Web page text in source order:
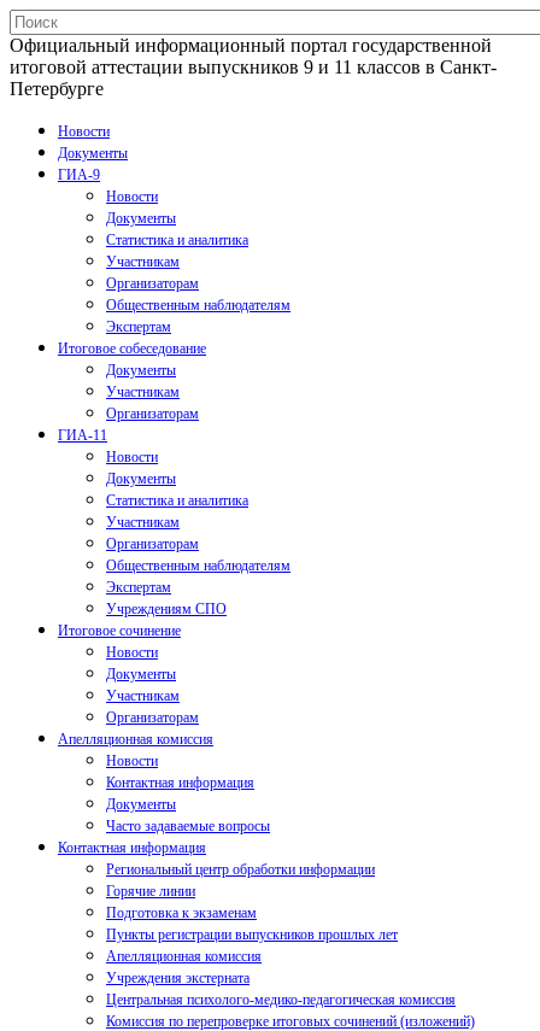
Официальный информационный портал государственной
итоговой аттестации выпускников 9 и 11 классов в Санкт-
Петербурге
Новости
Документы
ГИА-9
Новости
Документы
Статистика и аналитика
Участникам
Организаторам
Общественным наблюдателям
Экспертам
Итоговое собеседование
Документы
Участникам
Организаторам
ГИА-11
Новости
Документы
Статистика и аналитика
Участникам
Организаторам
Общественным наблюдателям
Экспертам
Учреждениям СПО
Итоговое сочинение
Новости
Документы
Участникам
Организаторам
Апелляционная комиссия
Новости
Контактная информация
Документы
Часто задаваемые вопросы
Контактная информация
Региональный центр обработки информации
Горячие линии
Подготовка к экзаменам
Пункты регистрации выпускников прошлых лет
Апелляционная комиссия
Учреждения экстерната
Центральная психолого-медико-педагогическая комиссия
Комиссия по перепроверке итоговых сочинений (изложений)